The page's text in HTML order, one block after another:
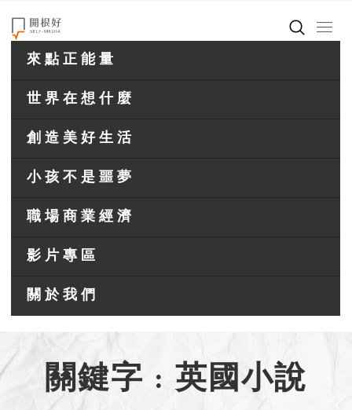
來點正能量
世界在想什麼
創造美好生活
小孩不是噩夢
職場商業經濟
影片專區
關於我們
關鍵字 : 英國小說